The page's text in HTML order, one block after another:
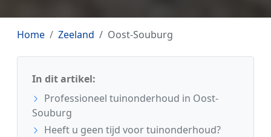
Home Zeeland Oost-Souburg
In dit artikel:
Professioneel tuinonderhoud in Oost-
Souburg
Heeft u geen tijd voor tuinonderhoud?